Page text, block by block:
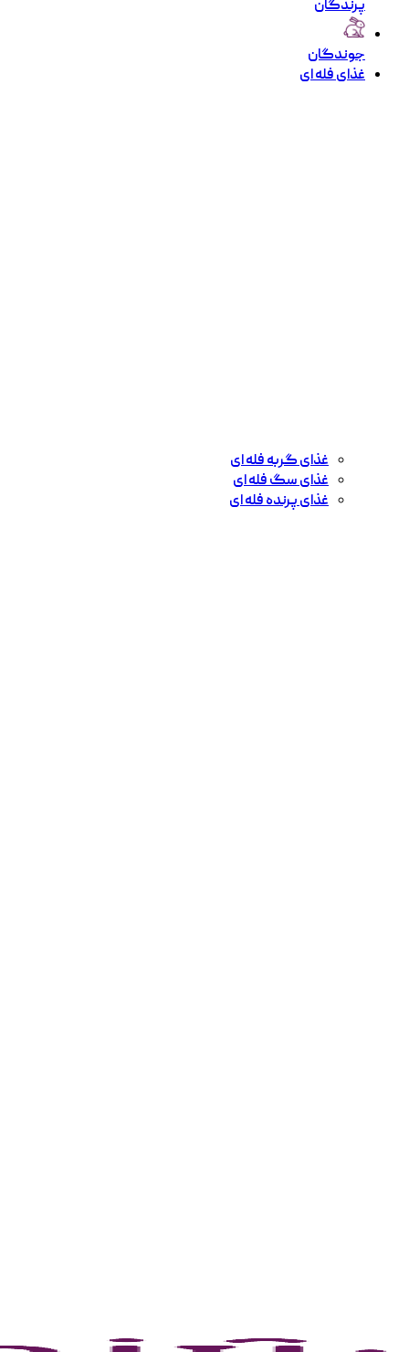
پرندگان
جوندگان
غذای فله ای
غذای گربه فله ای
غذای سگ فله ای
غذای پرنده فله ای